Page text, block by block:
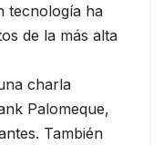
tecnología ha
de la más alta
charla
Palomeque,
También